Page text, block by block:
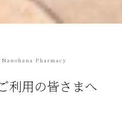
Pharmacy
利用の皆さまへ